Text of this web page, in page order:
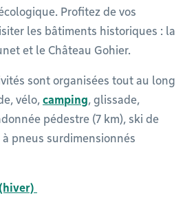
Profitez de vos
les bâtiments historiques : la
et le Château Gohier.
sont organisées tout au long
vélo, camping, glissade,
pédestre (7 km), ski de
pneus surdimensionnés